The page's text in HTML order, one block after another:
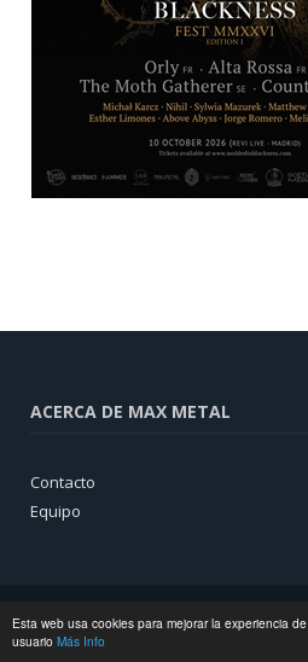
Esta web usa cookies para mejorar la experiencia de
usuario Más Info
ACERCA DE MAX METAL
Contacto
Equipo